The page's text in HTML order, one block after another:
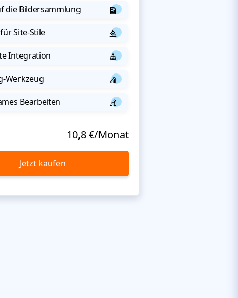
die Bildersammlung
Site-Stile
Integration
Werkzeug
Bearbeiten
10,8 €/Monat
Jetzt kaufen